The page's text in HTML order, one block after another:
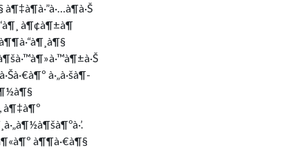
à¶‡à¶­à·”à·…à¶­à·Š
à¶¢à¶±à¶
à·„à·šà¶­
à¶‡à¶º
à¶¶à·€à¶§